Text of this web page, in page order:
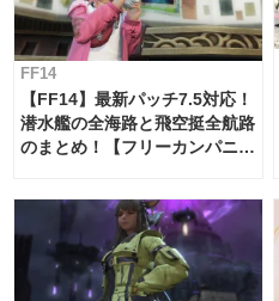
FF14
【FF14】最新パッチ7.5対応！
潜水艦の全海路と飛空挺全航路
のまとめ！【フリーカンパニ